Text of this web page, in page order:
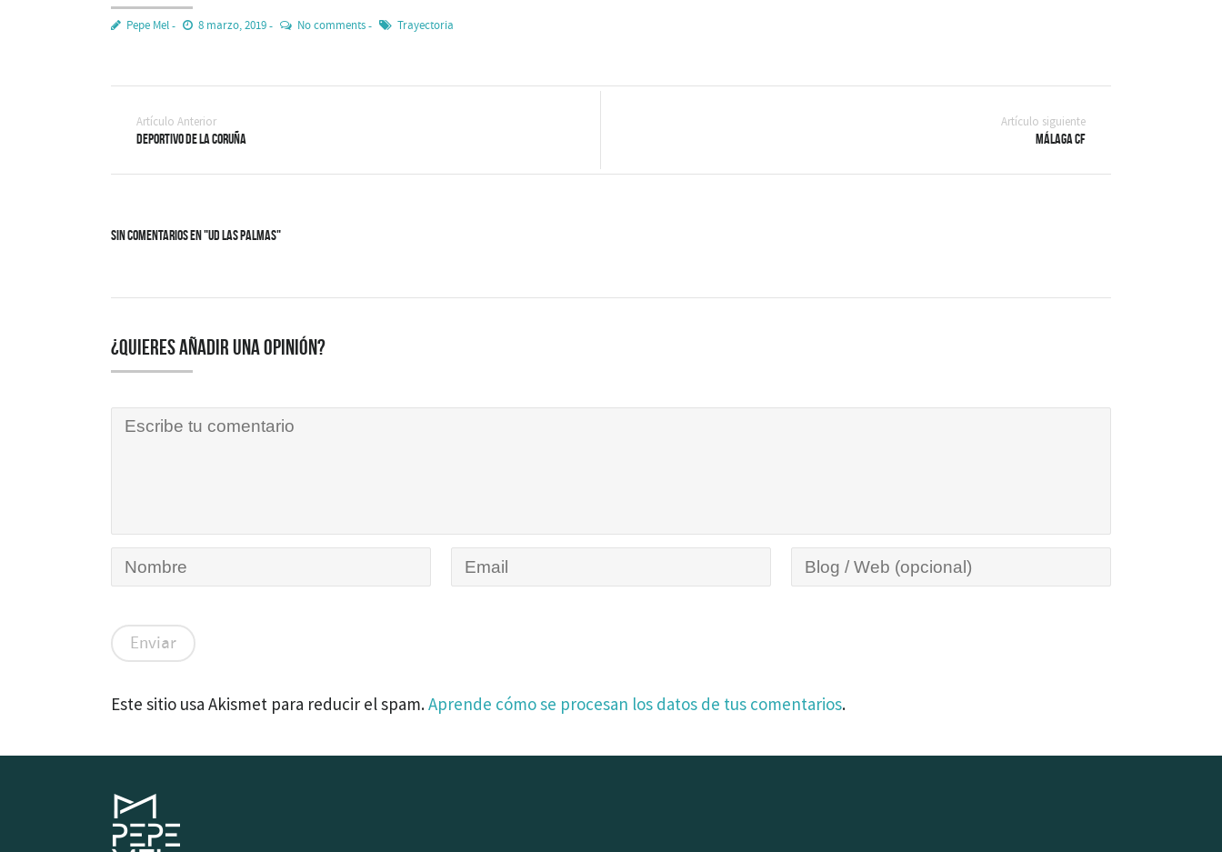
Pepe Mel 8 marzo, 2019 No comments Trayectoria
Artículo Anterior
Deportivo de la Coruña
Artículo siguiente
Málaga CF
Sin Comentarios en "UD Las Palmas"
¿Quieres añadir una opinión?
Este sitio usa Akismet para reducir el spam.Aprende cómo se procesan los datos de tus comentarios.